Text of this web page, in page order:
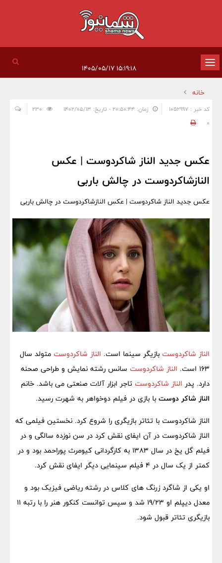
تغییر
وضعیت
ناوبری
۱۵:۱۹:۱۸ ۱۴۰۵/۰۵/۱۷
خانه
کد خبر : 1052997 زمان: ۲۰:۵۰:۴۴ - تاریخ: ۱۴۰۲/۰۵/۱۳
0
عکس جدید الناز شاکردوست | عکس
النازشاکردوست در چالش باربی
عکس جدید الناز شاکردوست | عکس النازشاکردوست در چالش باربی
الناز شاکردوست بازیگر سینما است. الناز شاکردوست متولد سال
163 است.
الناز شاکردوست سانس رشته نمایش و طراحی صحنه
دارد. پدر الناز شاکردوست تاجر ابزار آلات صنعتی می باشد. خانم
الناز شاکر دوست با بازی در فیلم دوخواهر به شهرت رسید.
الناز شاکردوست با تئاتر بازیگری را شروع کرد. نخستین فیلمی که
الناز شاکردوست در آن ایفای نقش کرد در سن نوزده سالگی و در
فیلم گل یخ در سال 1383 به کارگردانی کیومرث پوراحمد بود و در
کمتر از یک سال در 4 فیلم سینمایی دیگر ایفای نقش کرد.
او یکی از شاگرد زرنگ های کلاس در رشته ریاضی فیزیک بود و
معدل دیپلم او 19/23 شد و سپس توانست کنکور هنر را با رتبه 11
بازیگری تئاتر قبول شود.